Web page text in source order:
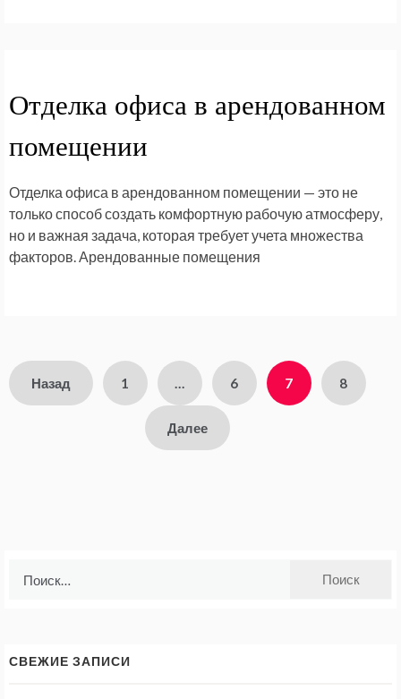
Отделка офиса в арендованном
помещении
Отделка офиса в арендованном помещении — это не
только способ создать комфортную рабочую атмосферу,
но и важная задача, которая требует учета множества
факторов. Арендованные помещения
Назад 1 … 6 7 8
Далее
СВЕЖИЕ ЗАПИСИ